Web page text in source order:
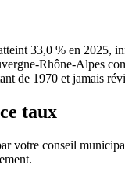
33,0 % en 2025,
Rhône-Alpes
de 1970 et jamais
taux
votre conseil